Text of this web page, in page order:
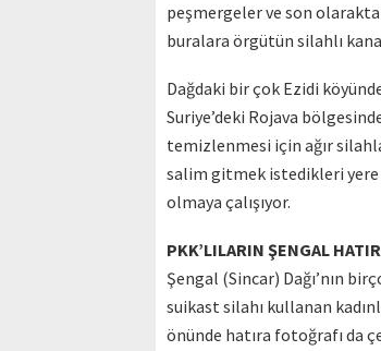
peşmergeler ve son olarakta
buralara örgütün silahlı
Dağdaki bir çok Ezidi
Suriye’deki Rojava
temizlenmesi için ağır
salim gitmek istedikleri yere
olmaya çalışıyor.
PKK’LILARIN ŞENGAL
Şengal (Sincar) Dağı’nın
suikast silahı kullanan
önünde hatıra fotoğrafı da